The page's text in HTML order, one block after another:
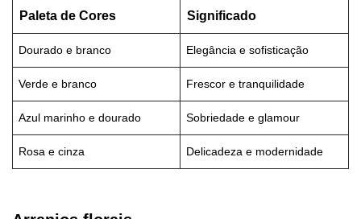
Paleta de Cores Significado
Dourado e branco Elegância e sofisticação
Verde e branco Frescor e tranquilidade
Azul marinho e dourado Sobriedade e glamour
Rosa e cinza Delicadeza e modernidade